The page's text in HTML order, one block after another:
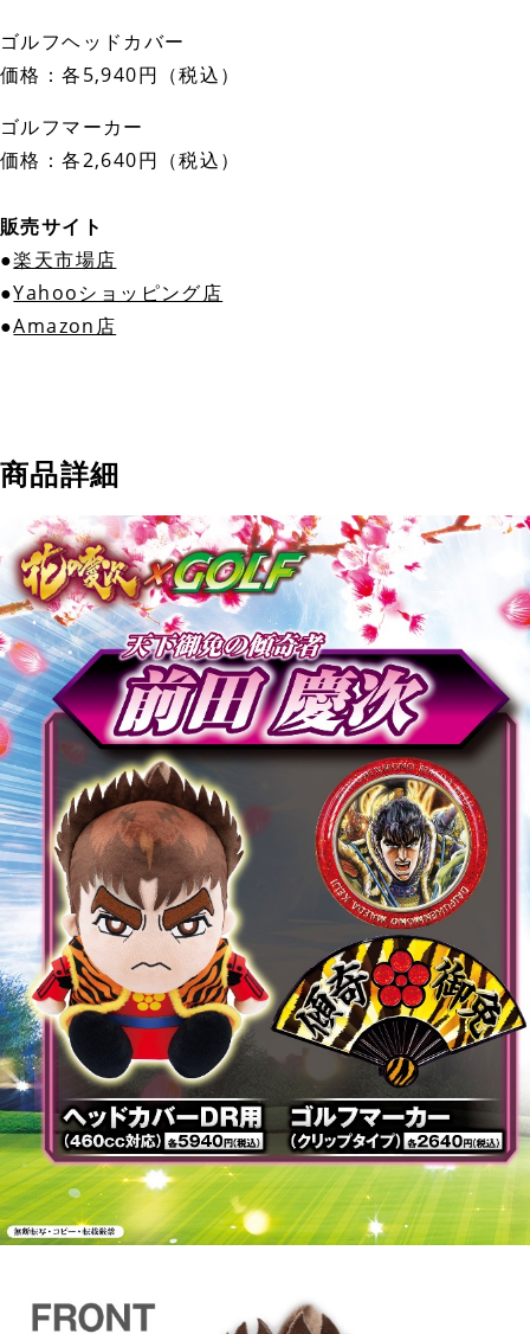
ゴルフヘッドカバー
価格：各5,940円（税込）
ゴルフマーカー
価格：各2,640円（税込）
販売サイト
●楽天市場店
●Yahooショッピング店
●Amazon店
商品詳細